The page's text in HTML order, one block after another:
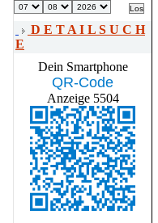
D E T A I L S U C H
E
Dein Smartphone
QR-Code
Anzeige 5504